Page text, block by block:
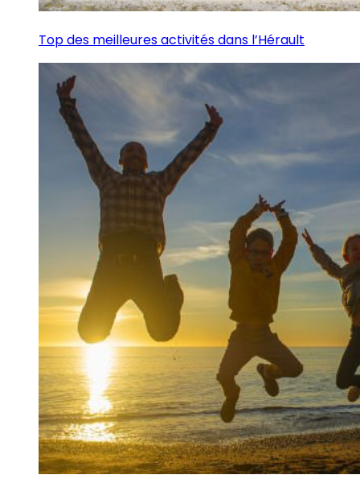
Top des meilleures activités dans l’Hérault